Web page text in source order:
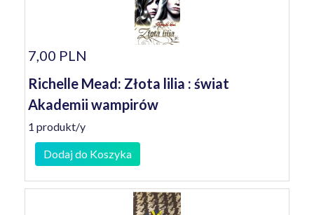
7,00 PLN
Richelle Mead: Złota lilia : świat
Akademii wampirów
1 produkt/y
Dodaj do Koszyka